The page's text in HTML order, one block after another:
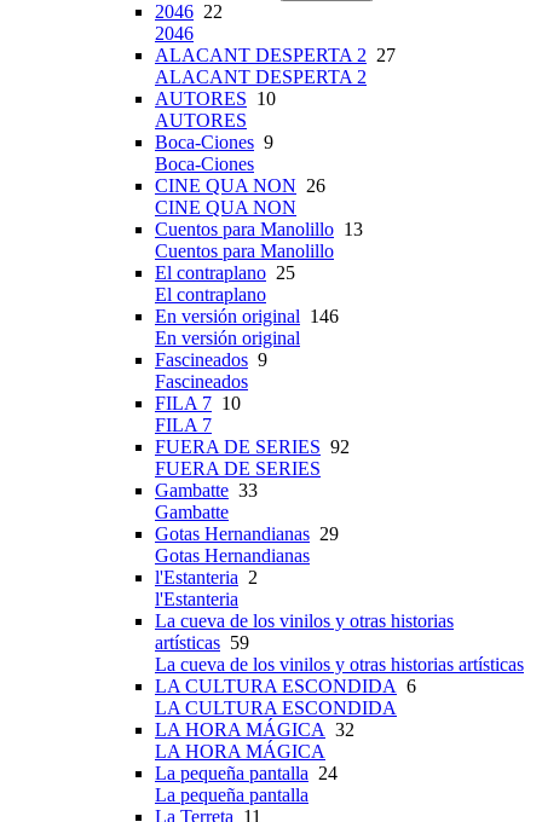
2046 22
2046
ALACANT DESPERTA 2 27
ALACANT DESPERTA 2
AUTORES 10
AUTORES
Boca-Ciones 9
Boca-Ciones
CINE QUA NON 26
CINE QUA NON
Cuentos para Manolillo 13
Cuentos para Manolillo
El contraplano 25
El contraplano
En versión original 146
En versión original
Fascineados 9
Fascineados
FILA 7 10
FILA 7
FUERA DE SERIES 92
FUERA DE SERIES
Gambatte 33
Gambatte
Gotas Hernandianas 29
Gotas Hernandianas
l'Estanteria 2
l'Estanteria
La cueva de los vinilos y otras historias
artísticas 59
La cueva de los vinilos y otras historias artísticas
LA CULTURA ESCONDIDA 6
LA CULTURA ESCONDIDA
LA HORA MÁGICA 32
LA HORA MÁGICA
La pequeña pantalla 24
La pequeña pantalla
La Terreta 11